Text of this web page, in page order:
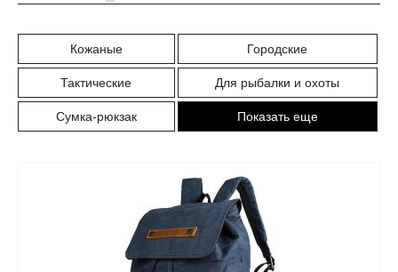
Кожаные Городские
Тактические Для рыбалки и охоты
Сумка-рюкзак Показать еще